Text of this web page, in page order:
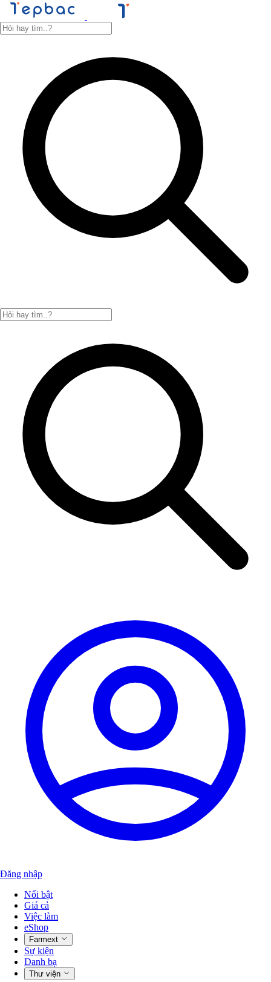
Đăng nhập
Nổi bật
Giá cả
Việc làm
eShop
Farmext
Sự kiện
Danh bạ
Thư viện